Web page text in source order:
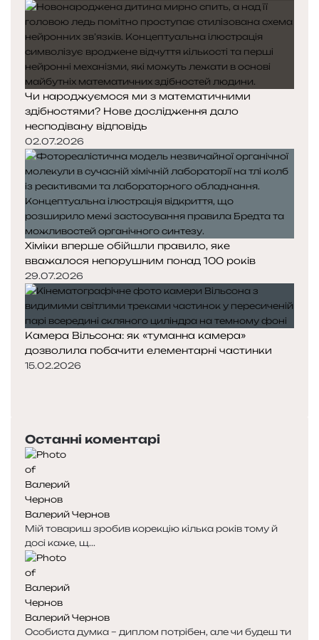
Чи народжуємося ми з математичними
здібностями? Нове дослідження дало
несподівану відповідь
02.07.2026
Хіміки вперше обійшли правило, яке
вважалося непорушним понад 100 років
29.07.2026
Камера Вільсона: як «туманна камера»
дозволила побачити елементарні частинки
15.02.2026
Останні коментарі
Валерий Чернов
Мій товариш зробив корекцію кілька років тому й
досі каже, щ...
Валерий Чернов
Особиста думка – диплом потрібен, але чи будеш ти